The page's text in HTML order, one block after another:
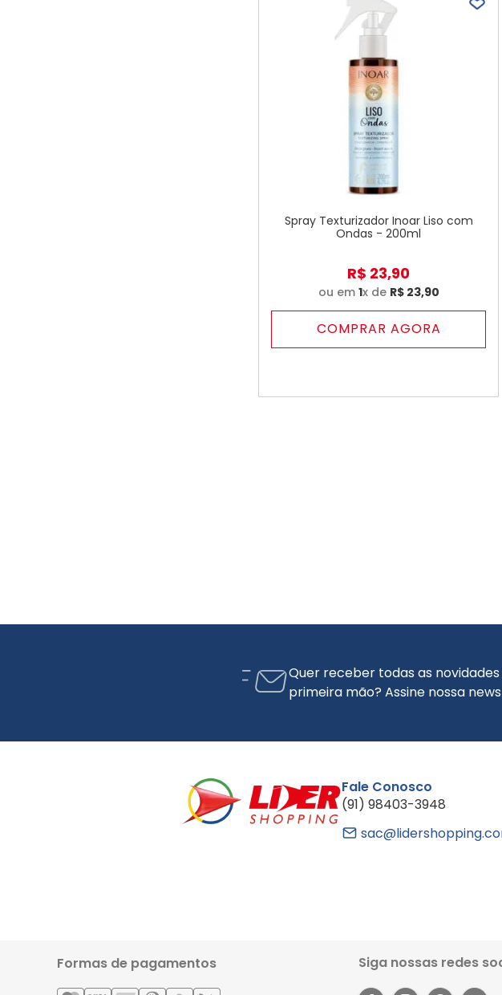
Spray Texturizador Inoar Liso com
Ondas - 200ml
R$ 23,90
ou em 1x de R$ 23,90
COMPRAR AGORA
Quer receber todas as
primeira mão? Assine nossa
Fale Conosco
(91) 98403-3948
Formas de pagamentos Siga nossas redes